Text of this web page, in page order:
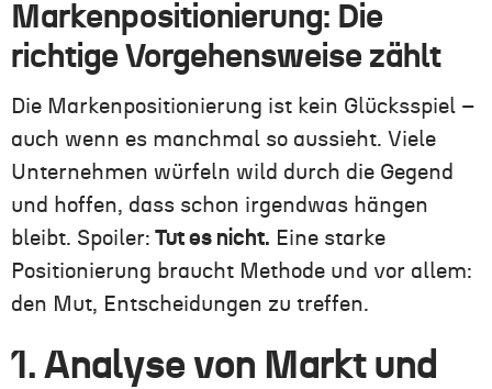
Markenpositionierung: Die
richtige Vorgehensweise zählt
Die Markenpositionierung ist kein Glücksspiel –
auch wenn es manchmal so aussieht. Viele
Unternehmen würfeln wild durch die Gegend
und hoffen, dass schon irgendwas hängen
bleibt. Spoiler: Tut es nicht. Eine starke
Positionierung braucht Methode und vor allem:
den Mut, Entscheidungen zu treffen.
1. Analyse von Markt und